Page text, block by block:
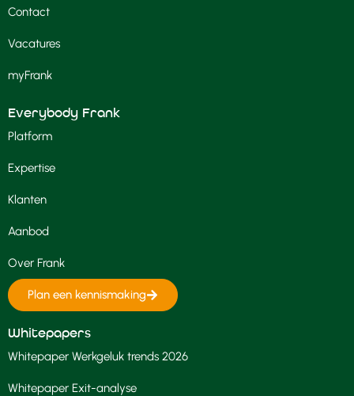
Contact
Vacatures
myFrank
Everybody Frank
Platform
Expertise
Klanten
Aanbod
Over Frank
Plan een kennismaking
Whitepapers
Whitepaper Werkgeluk trends 2026
Whitepaper Exit-analyse